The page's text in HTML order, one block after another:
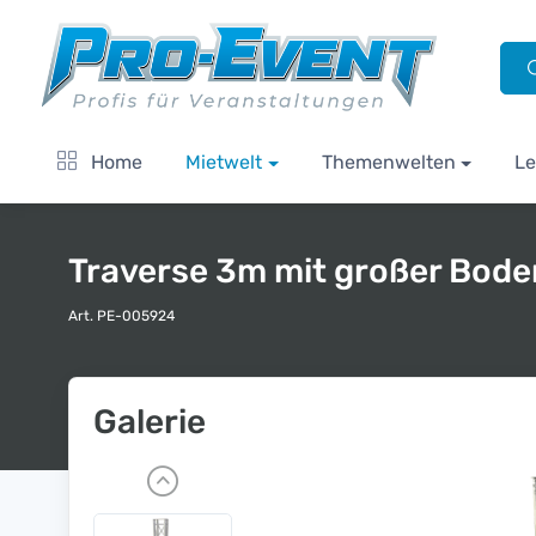
Home Mietwelt Themenwelten
Traverse 3m mit großer
Art. PE-005924
Galerie
P
r